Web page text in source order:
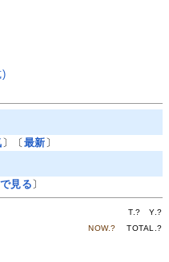
)
〕〔最新〕
見る〕
T.? Y.?
NOW.? TOTAL.?